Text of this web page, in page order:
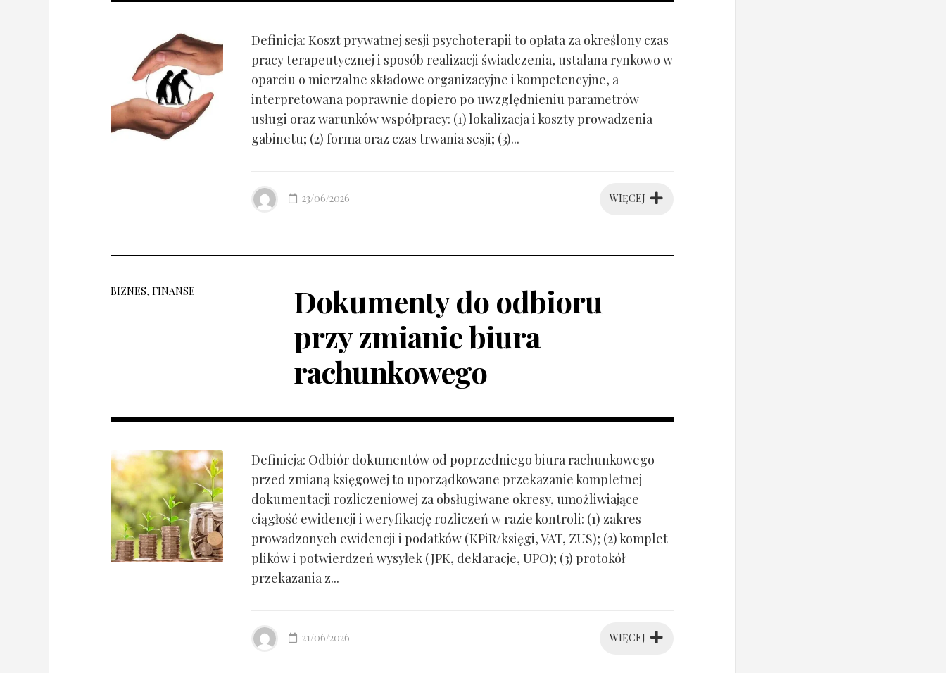
Definicja: Koszt prywatnej sesji psychoterapii to opłata za określony czas
pracy terapeutycznej i sposób realizacji świadczenia, ustalana rynkowo w
oparciu o mierzalne składowe organizacyjne i kompetencyjne, a
interpretowana poprawnie dopiero po uwzględnieniu parametrów
usługi oraz warunków współpracy: (1) lokalizacja i koszty prowadzenia
gabinetu; (2) forma oraz czas trwania sesji; (3)...
WIĘCEJ
23/06/2026
BIZNES, FINANSE
Dokumenty do odbioru
przy zmianie biura
rachunkowego
Definicja: Odbiór dokumentów od poprzedniego biura rachunkowego
przed zmianą księgowej to uporządkowane przekazanie kompletnej
dokumentacji rozliczeniowej za obsługiwane okresy, umożliwiające
ciągłość ewidencji i weryfikację rozliczeń w razie kontroli: (1) zakres
prowadzonych ewidencji i podatków (KPiR/księgi, VAT, ZUS); (2) komplet
plików i potwierdzeń wysyłek (JPK, deklaracje, UPO); (3) protokół
przekazania z...
WIĘCEJ
21/06/2026